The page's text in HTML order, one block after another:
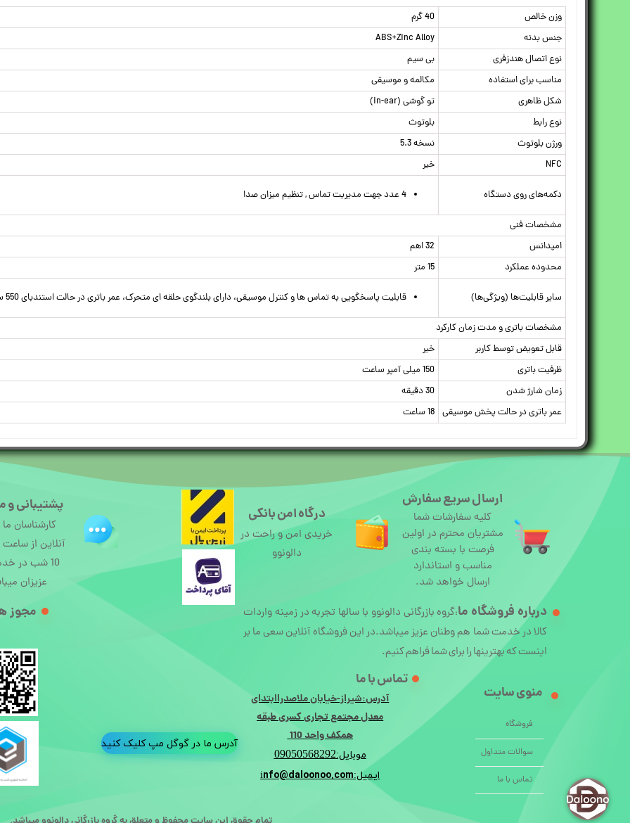
وزن خالص
40 گرم
جنس بدنه
ABS+Zinc Alloy
نوع اتصال هندزفری
بی سیم
مناسب برای استفاده
مکالمه و موسیقی
شکل ظاهری
تو گوشی (in-ear)
نوع رابط
بلوتوث
ورژن بلوتوث
نسخه 5.3
NFC
خیر
دکمه‌های روی دستگاه 4 عدد جهت مدیریت تماس , تنظیم میزان صدا
مشخصات فنی
امپدانس
32 اهم
محدوده عملکرد
15 متر
سایر قابلیت‌ها (ویژگی‌ها) قابلیت پاسخگویی به تماس ها و کنترل موسیقی، دارای بلندگوی حلقه ای متحرک، عمر باتری در حالت استندبای 550 ساعت
مشخصات باتری و مدت زمان کارکرد
قابل تعویض توسط کاربر
خیر
ظرفیت باتری
150 میلی آمپر ساعت
زمان شارژ شدن
30 دقیقه
عمر باتری در حالت پخش موسیقی 18 ساعت
ارسال سریع سفارش
کلیه سفارشات شما
مشتریان محترم در اولین
فرصت با بسته بندی
مناسب و استاندارد
ارسال خواهد شد.
درباره فروشگاه ما:گروه بازرگانی دالونوو با سالها تجربه در زمینه واردات
کالا در خدمت شما هم وطنان عزیز میباشد.در این فروشگاه آنلاین سعی ما بر
اینست که بهترینها را برای شما فراهم کنیم.
فروشگاه
سوالات متداول
تماس با ما
منوی سایت
تماس با ما
آدرس:شیراز-خیابان ملاصدراابتدای
معدل مجتمع تجاری کسری طبقه
همکف واحد 110
موبایل:09050568292
ایمیل:info@daloonoo.com
درگاه امن بانکی
خریدی امن و راحت در
دالونوو
پشتیبانی و
کارشناسان
10 شب در
عزیزان
مجوز
آدرس ما در گوگل مپ کلیک کنید